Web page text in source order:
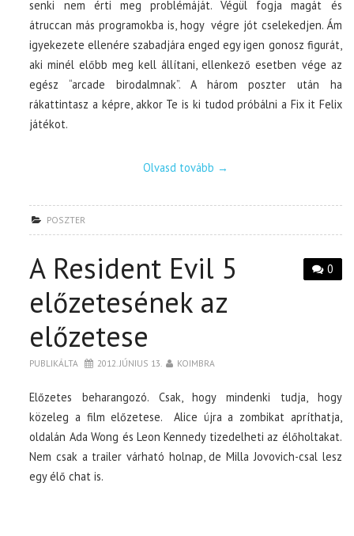
senki nem érti meg problémáját. Végül fogja magát és
átruccan más programokba is, hogy végre jót cselekedjen. Ám
igyekezete ellenére szabadjára enged egy igen gonosz figurát,
aki minél előbb meg kell állítani, ellenkező esetben vége az
egész “arcade birodalmnak”. A három poszter után ha
rákattintasz a képre, akkor Te is ki tudod próbálni a Fix it Felix
játékot.
Olvasd tovább →
POSZTER
0
A Resident Evil 5
előzetesének az
előzetese
PUBLIKÁLTA 2012. JÚNIUS 13. KOIMBRA
Előzetes beharangozó. Csak, hogy mindenki tudja, hogy
közeleg a film előzetese. Alice újra a zombikat apríthatja,
oldalán Ada Wong és Leon Kennedy tizedelheti az élőholtakat.
Nem csak a trailer várható holnap, de Milla Jovovich-csal lesz
egy élő chat is.